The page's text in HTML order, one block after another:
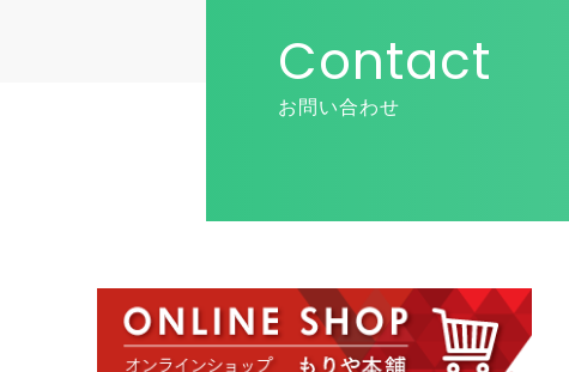
Contact
お問い合わせ